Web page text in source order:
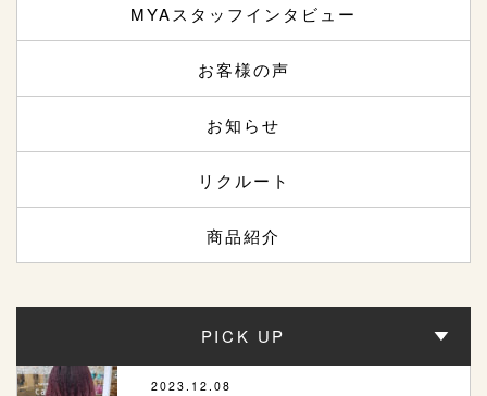
MYAスタッフインタビュー
お客様の声
お知らせ
リクルート
商品紹介
PICK UP
2023.12.08